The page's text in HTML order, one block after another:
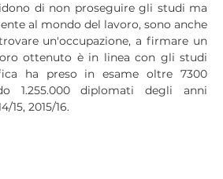
di non proseguire gli studi ma
al mondo del lavoro, sono anche
un'occupazione, a firmare un
ottenuto è in linea con gli studi
ha preso in esame oltre 7300
1.255.000 diplomati degli anni
15, 2015/16.